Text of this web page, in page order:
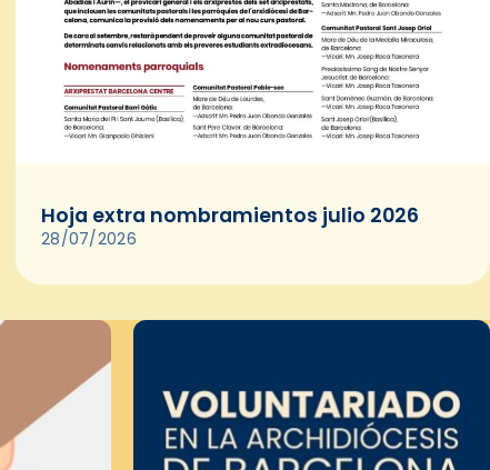
Hoja extra nombramientos julio 2026
28/07/2026